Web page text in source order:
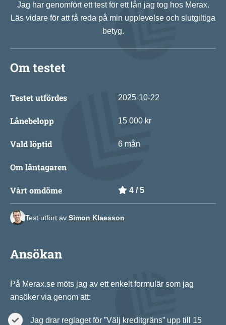
Jag har genomfört ett test för ett lån jag tog hos Merax.
Läs vidare för att få reda på min upplevelse och slutgiltiga
betyg.
Ansökan
På Merax.se möts jag av ett enkelt formulär som jag
ansöker via genom att:
Jag drar reglaget för ”Välj kreditgräns” upp till 15
Om testet
Testet utfördes 2025-10-22
Lånebelopp 15 000 kr
Vald löptid 6 mån
Om låntagaren
Vårt omdöme 4 / 5
Test utfört av Simon Klaesson